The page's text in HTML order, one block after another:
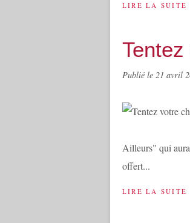
LIRE LA SUITE
Publié le 21 avril
Ailleurs" qui
offert...
LIRE LA SUITE